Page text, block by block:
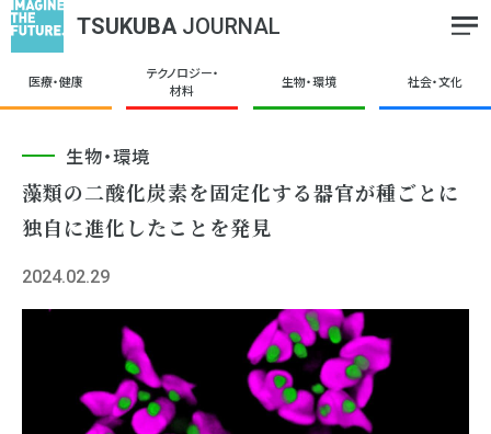
TSUKUBA JOURNAL
医療・健康
テクノロジー・
材料
生物・環境 社会・文化
生物・環境
藻類の二酸化炭素を固定化する器官が種ごとに
独自に進化したことを発見
2024.02.29